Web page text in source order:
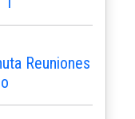
Reuniones